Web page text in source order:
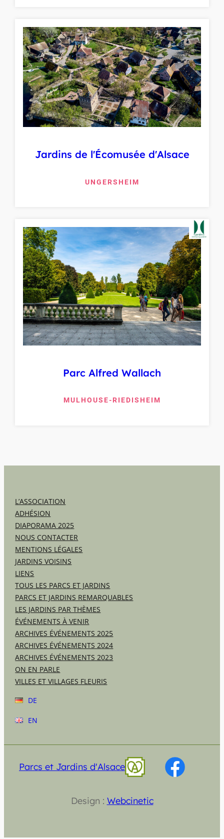
Jardins de l'Écomusée d'Alsace
UNGERSHEIM
Parc Alfred Wallach
MULHOUSE-RIEDISHEIM
L’ASSOCIATION
ADHÉSION
DIAPORAMA 2025
NOUS CONTACTER
MENTIONS LÉGALES
JARDINS VOISINS
LIENS
TOUS LES PARCS ET JARDINS
PARCS ET JARDINS REMARQUABLES
LES JARDINS PAR THÈMES
ÉVÉNEMENTS À VENIR
ARCHIVES ÉVÉNEMENTS 2025
ARCHIVES ÉVÉNEMENTS 2024
ARCHIVES ÉVÉNEMENTS 2023
ON EN PARLE
VILLES ET VILLAGES FLEURIS
DE
EN
Parcs et Jardins d'Alsace
Design : Webcinetic